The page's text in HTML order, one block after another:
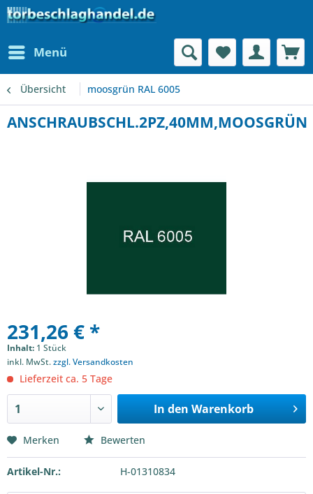
Menü
Übersicht moosgrün RAL 6005
ANSCHRAUBSCHL.2PZ,40MM,MOOSGRÜN
231,26 € *
Inhalt: 1 Stück
inkl. MwSt.zzgl. Versandkosten
Lieferzeit ca. 5 Tage
In den Warenkorb
Merken Bewerten
Artikel-Nr.: H-01310834